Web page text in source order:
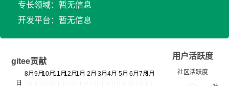
专长领域：暂无信息
开发平台：暂无信息
gitee贡献
用户活跃度